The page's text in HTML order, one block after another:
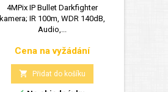
4MPix IP Bullet Darkfighter
kamera; IR 100m, WDR 140dB,
Audio,...
Cena
Cena na vyžádání
 Přidat do košíku